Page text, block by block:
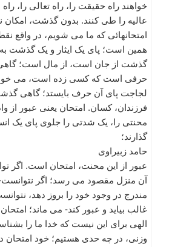
خواهند راه حقیقت را، راه تعالی را،
عالیه را طی کنند. بدون گذشت، امکان
امتحانهائی که ما می شویم، در واقع
همین است؛ پای یک ایثار و یک گذشت
گذشت از جان است، از مال است؛
حرفی است که کسی زده است، می
لجاجت پای آن حرف بایستد؛ گاهی
فرزندان، کسان. امتحان یعنی عبور از
محنتی را، یک شدتی را جلوی پای یک
گذارند؛
حامد زبیراوی
عبور از این محنت، امتحان است. اگر
آن منزل مقصود می رسد؛ اگر
مندرج در وجود خود را بروز دهد،
غالب بیاید و عبور کند- می ماند؛
الهی برای این نیست که خدا ما را
وزنی، در چه حدی هستیم؛ خود امتحان